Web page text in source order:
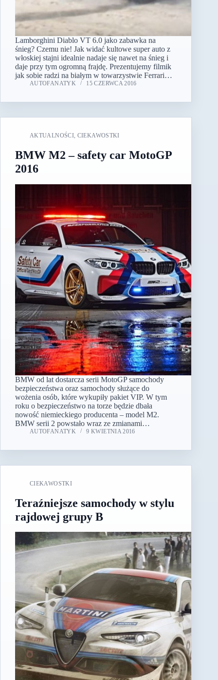
Lamborghini Diablo VT 6.0 jako zabawka na
śnieg? Czemu nie! Jak widać kultowe super auto z
włoskiej stajni idealnie nadaje się nawet na śnieg i
daje przy tym ogromną frajdę. Prezentujemy filmik
jak sobie radzi na białym w towarzystwie Ferrari…
AUTOFANATYK 15 CZERWCA 2016
AKTUALNOŚCI, CIEKAWOSTKI
BMW M2 – safety car MotoGP
2016
BMW od lat dostarcza serii MotoGP samochody
bezpieczeństwa oraz samochody służące do
wożenia osób, które wykupiły pakiet VIP. W tym
roku o bezpieczeństwo na torze będzie dbała
nowość niemieckiego producenta – model M2.
BMW serii 2 powstało wraz ze zmianami…
AUTOFANATYK 9 KWIETNIA 2016
CIEKAWOSTKI
Teraźniejsze samochody w stylu
rajdowej grupy B